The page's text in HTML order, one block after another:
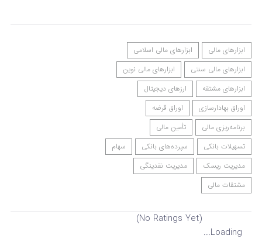
ابزارهای مالی
ابزارهای مالی اسلامی
ابزارهای مالی سنتی
ابزارهای مالی نوین
ابزارهای مشتقه
ارزهای دیجیتال
اوراق بهادارسازی
اوراق قرضه
برنامه‌ریزی مالی
تأمین مالی
تسهیلات بانکی
سپرده‌های بانکی
سهام
مدیریت ریسک
مدیریت نقدینگی
مشتقات مالی
(No Ratings Yet)
Loading...